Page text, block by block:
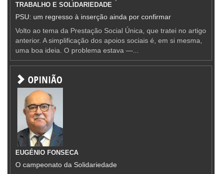
TRABALHO E SOLIDARIEDADE
PSU: um regresso à inserção ainda por confirmar
Volto ao tema da Prestação Social Única, que tratei no artigo
anterior. A simplificação dos apoios sociais é, em si mesma,
uma boa ideia. O problema estava —...
OPINIÃO
EUGÉNIO FONSECA
O campeonato da Solidariedade